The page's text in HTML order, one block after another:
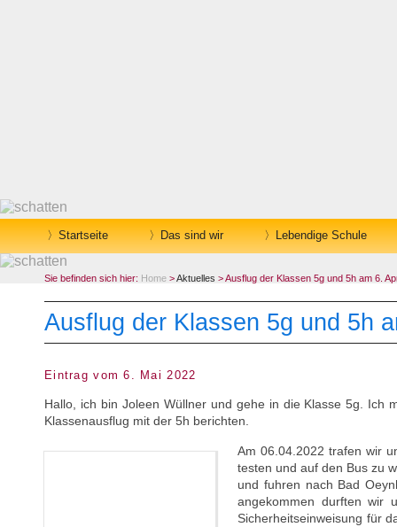
Startseite Das sind wir Lebendige Schule
Sie befinden sich hier: Home >Aktuelles > Ausflug der Klassen 5g und 5h am 6.
Ausflug der Klassen 5g und 5h
Eintrag vom 6. Mai 2022
Hallo, ich bin Joleen Wüllner und gehe in die Klasse 5g. Ich
Klassenausflug mit der 5h berichten.
Am 06.04.2022 trafen wir
testen und auf den Bus zu
und fuhren nach Bad
angekommen durften wir
Sicherheitseinweisung für